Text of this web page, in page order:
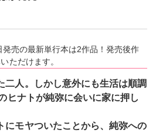
発売の最新単行本は2作品！発売後作
ただけます。
二人。しかし意外にも生活は順調
ヒナトが純弥に会いに家に押し
にモヤついたことから、純弥への